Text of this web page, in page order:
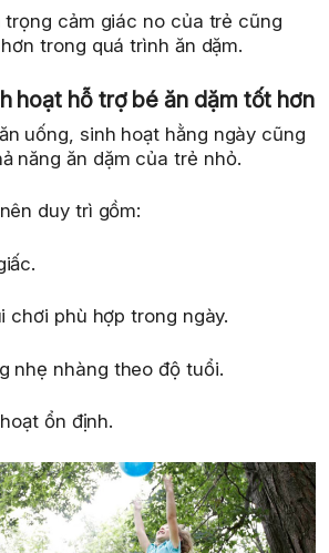
trọng cảm giác no của trẻ cũng
trong quá trình ăn dặm.
hoạt hỗ trợ bé ăn dặm tốt hơn
uống, sinh hoạt hằng ngày cũng
năng ăn dặm của trẻ nhỏ.
duy trì gồm:
chơi phù hợp trong ngày.
nhẹ nhàng theo độ tuổi.
ổn định.